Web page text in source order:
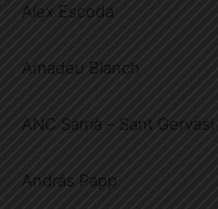
Alex Escoda
Amadeu Blanch
ANC Sarrià – Sant Gervasi
András Papp